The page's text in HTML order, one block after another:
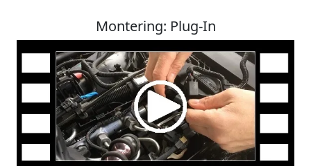
Montering: Plug-In